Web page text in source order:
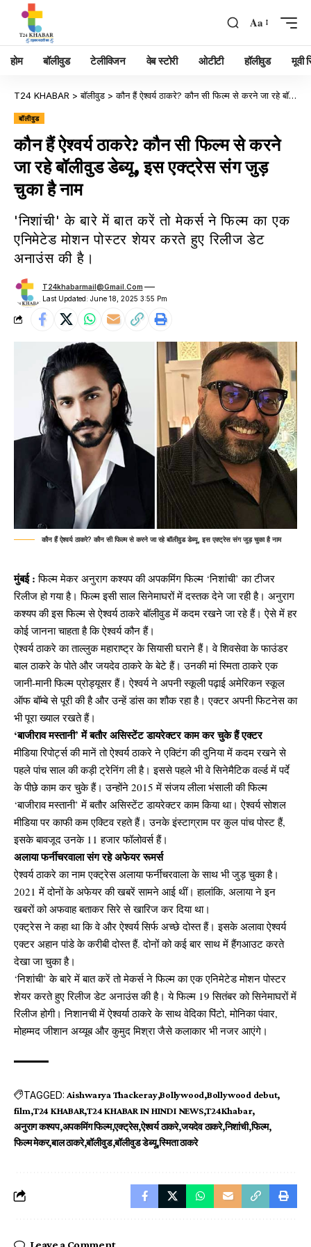
Aa
होम बॉलीवुड टेलीविजन वेब स्टोरी ओटीटी हॉलीवुड मूवी
T24 KHABAR >बॉलीवुड >कौन हैं ऐश्वर्य ठाकरे? कौन सी फिल्म से करने जा रहे बॉलीवुड डेब्यू, इस एक्ट्रेस संग जुड़ चुका है नाम
बॉलीवुड
कौन हैं ऐश्वर्य ठाकरे? कौन सी फिल्म से करने
जा रहे बॉलीवुड डेब्यू, इस एक्ट्रेस संग जुड़
चुका है नाम
'निशांची' के बारे में बात करें तो मेकर्स ने फिल्म का एक
एनिमेटेड मोशन पोस्टर शेयर करते हुए रिलीज डेट
अनाउंस की है।
Last Updated: June 18, 2025 3:55 Pm
T24khabarmail@gmail.com
कौन हैं ऐश्वर्य ठाकरे? कौन सी फिल्म से करने जा रहे बॉलीवुड डेब्यू, इस एक्ट्रेस संग जुड़ चुका है नाम
मुंबई :फिल्म मेकर अनुराग कश्यप की अपकमिंग फिल्म ‘निशांची’ का टीजर
रिलीज हो गया है। फिल्म इसी साल सिनेमाघरों में दस्तक देने जा रही है। अनुराग
कश्यप की इस फिल्म से ऐश्वर्य ठाकरे बॉलीवुड में कदम रखने जा रहे हैं। ऐसे में हर
कोई जानना चाहता है कि ऐश्वर्य कौन हैं।
ऐश्वर्य ठाकरे का ताल्लुक महाराष्ट्र के सियासी घराने हैं। वे शिवसेवा के फाउंडर
बाल ठाकरे के पोते और जयदेव ठाकरे के बेटे हैं। उनकी मां स्मिता ठाकरे एक
जानी-मानी फिल्म प्रोड्यूसर हैं। ऐश्वर्य ने अपनी स्कूली पढ़ाई अमेरिकन स्कूल
ऑफ बॉम्बे से पूरी की है और उन्हें डांस का शौक रहा है। एक्टर अपनी फिटनेस का
भी पूरा ख्याल रखते हैं।
‘बाजीराव मस्तानी’ में बतौर असिस्टेंट डायरेक्टर काम कर चुके हैं एक्टर
मीडिया रिपोर्ट्स की मानें तो ऐश्वर्य ठाकरे ने एक्टिंग की दुनिया में कदम रखने से
पहले पांच साल की कड़ी ट्रेनिंग ली है। इससे पहले भी वे सिनेमैटिक वर्ल्ड में पर्दे
के पीछे काम कर चुके हैं। उन्होंने 2015 में संजय लीला भंसाली की फिल्म
‘बाजीराव मस्तानी’ में बतौर असिस्टेंट डायरेक्टर काम किया था। ऐश्वर्य सोशल
मीडिया पर काफी कम एक्टिव रहते हैं। उनके इंस्टाग्राम पर कुल पांच पोस्ट हैं,
इसके बावजूद उनके 11 हजार फॉलोवर्स हैं।
अलाया फर्नीचरवाला संग रहे अफेयर रूमर्स
ऐश्वर्य ठाकरे का नाम एक्ट्रेस अलाया फर्नीचरवाला के साथ भी जुड़ चुका है।
2021 में दोनों के अफेयर की खबरें सामने आई थीं। हालांकि, अलाया ने इन
खबरों को अफवाह बताकर सिरे से खारिज कर दिया था।
एक्ट्रेस ने कहा था कि वे और ऐश्वर्य सिर्फ अच्छे दोस्त हैं। इसके अलावा ऐश्वर्य
एक्टर अहान पांडे के करीबी दोस्त हैं. दोनों को कई बार साथ में हैंगआउट करते
देखा जा चुका है।
‘निशांची’ के बारे में बात करें तो मेकर्स ने फिल्म का एक एनिमेटेड मोशन पोस्टर
शेयर करते हुए रिलीज डेट अनाउंस की है। ये फिल्म 19 सितंबर को सिनेमाघरों में
रिलीज होगी। निशानची में ऐश्वर्या ठाकरे के साथ वेदिका पिंटो, मोनिका पंवार,
मोहम्मद जीशान अय्यूब और कुमुद मिश्रा जैसे कलाकार भी नजर आएंगे।
TAGGED: Aishwarya Thackeray Bollywood Bollywood debut
film T24 KHABAR T24 KHABAR IN HINDI NEWS T24Khabar
अनुराग कश्यप अपकमिंग फिल्म एक्ट्रेस ऐश्वर्य ठाकरे जयदेव ठाकरे निशांची फिल्म
फिल्म मेकर बाल ठाकरे बॉलीवुड बॉलीवुड डेब्यू स्मिता ठाकरे